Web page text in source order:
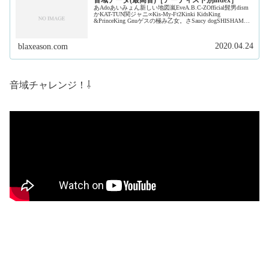
あAdoあいみょん新しい地図嵐EveA.B.C-ZOfficial髭男dism
かKAT-TUN関ジャニ∞Kis-My-Ft2Kinki KidsKing
&PrinceKing Gnuゲスの極み乙女。さSaucy dogSHISHAMO
blaxeason.com 2020.04.24
音域チャレンジ！⇩